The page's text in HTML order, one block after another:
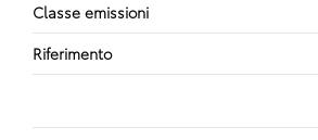
Classe emissioni
Riferimento